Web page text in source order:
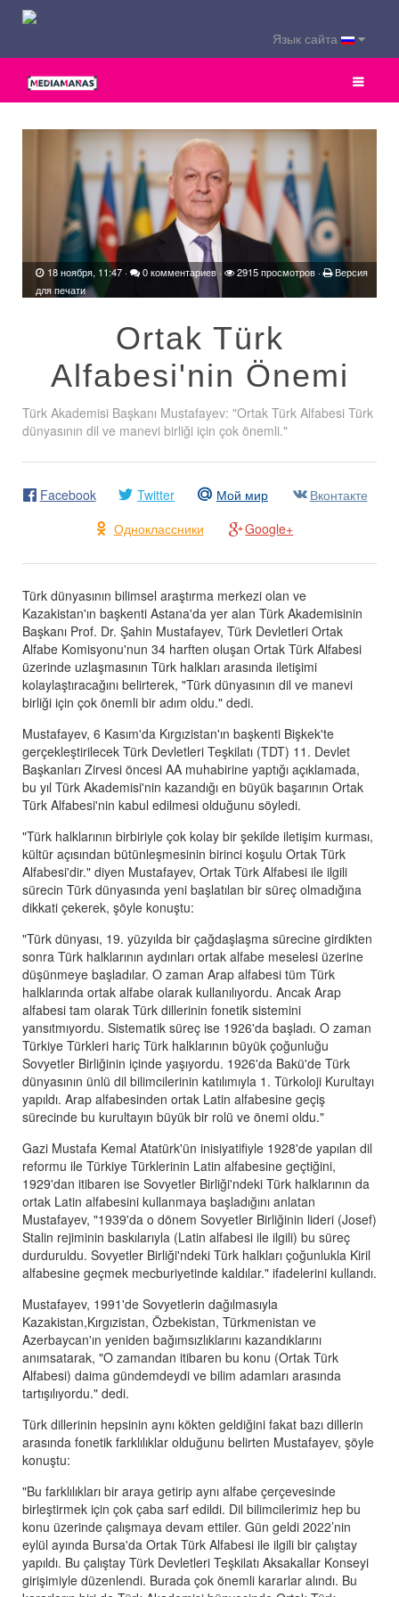
Язык сайта
18 ноября, 11:47 · 0 комментариев· 2915 просмотров ·
Версия
для печати
Ortak Türk
Alfabesi'nin Önemi
Türk Akademisi Başkanı Mustafayev: "Ortak Türk Alfabesi Türk
dünyasının dil ve manevi birliği için çok önemli."
Facebook Twitter Мой мир
Вконтакте
Одноклассники
Google+
Türk dünyasının bilimsel araştırma merkezi olan ve
Kazakistan'ın başkenti Astana'da yer alan Türk Akademisinin
Başkanı Prof. Dr. Şahin Mustafayev, Türk Devletleri Ortak
Alfabe Komisyonu'nun 34 harften oluşan Ortak Türk Alfabesi
üzerinde uzlaşmasının Türk halkları arasında iletişimi
kolaylaştıracağını belirterek, "Türk dünyasının dil ve manevi
birliği için çok önemli bir adım oldu." dedi.
Mustafayev, 6 Kasım'da Kırgızistan'ın başkenti Bişkek'te
gerçekleştirilecek Türk Devletleri Teşkilatı (TDT) 11. Devlet
Başkanları Zirvesi öncesi AA muhabirine yaptığı açıklamada,
bu yıl Türk Akademisi'nin kazandığı en büyük başarının Ortak
Türk Alfabesi'nin kabul edilmesi olduğunu söyledi.
"Türk halklarının birbiriyle çok kolay bir şekilde iletişim kurması,
kültür açısından bütünleşmesinin birinci koşulu Ortak Türk
Alfabesi'dir." diyen Mustafayev, Ortak Türk Alfabesi ile ilgili
sürecin Türk dünyasında yeni başlatılan bir süreç olmadığına
dikkati çekerek, şöyle konuştu:
"Türk dünyası, 19. yüzyılda bir çağdaşlaşma sürecine girdikten
sonra Türk halklarının aydınları ortak alfabe meselesi üzerine
düşünmeye başladılar. O zaman Arap alfabesi tüm Türk
halklarında ortak alfabe olarak kullanılıyordu. Ancak Arap
alfabesi tam olarak Türk dillerinin fonetik sistemini
yansıtmıyordu. Sistematik süreç ise 1926'da başladı. O zaman
Türkiye Türkleri hariç Türk halklarının büyük çoğunluğu
Sovyetler Birliğinin içinde yaşıyordu. 1926'da Bakü'de Türk
dünyasının ünlü dil bilimcilerinin katılımıyla 1. Türkoloji Kurultayı
yapıldı. Arap alfabesinden ortak Latin alfabesine geçiş
sürecinde bu kurultayın büyük bir rolü ve önemi oldu."
Gazi Mustafa Kemal Atatürk'ün inisiyatifiyle 1928'de yapılan dil
reformu ile Türkiye Türklerinin Latin alfabesine geçtiğini,
1929'dan itibaren ise Sovyetler Birliği'ndeki Türk halklarının da
ortak Latin alfabesini kullanmaya başladığını anlatan
Mustafayev, "1939'da o dönem Sovyetler Birliğinin lideri (Josef)
Stalin rejiminin baskılarıyla (Latin alfabesi ile ilgili) bu süreç
durduruldu. Sovyetler Birliği'ndeki Türk halkları çoğunlukla Kiril
alfabesine geçmek mecburiyetinde kaldılar." ifadelerini kullandı.
Mustafayev, 1991'de Sovyetlerin dağılmasıyla
Kazakistan,Kırgızistan, Özbekistan, Türkmenistan ve
Azerbaycan'ın yeniden bağımsızlıklarını kazandıklarını
anımsatarak, "O zamandan itibaren bu konu (Ortak Türk
Alfabesi) daima gündemdeydi ve bilim adamları arasında
tartışılıyordu." dedi.
Türk dillerinin hepsinin aynı kökten geldiğini fakat bazı dillerin
arasında fonetik farklılıklar olduğunu belirten Mustafayev, şöyle
konuştu:
"Bu farklılıkları bir araya getirip aynı alfabe çerçevesinde
birleştirmek için çok çaba sarf edildi. Dil bilimcilerimiz hep bu
konu üzerinde çalışmaya devam ettiler. Gün geldi 2022’nin
eylül ayında Bursa'da Ortak Türk Alfabesi ile ilgili bir çalıştay
yapıldı. Bu çalıştay Türk Devletleri Teşkilatı Aksakallar Konseyi
girişimiyle düzenlendi. Burada çok önemli kararlar alındı. Bu